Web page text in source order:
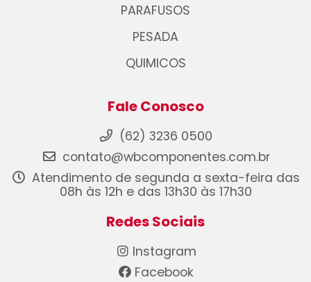
PARAFUSOS
PESADA
QUIMICOS
Fale Conosco
(62) 3236 0500
contato@wbcomponentes.com.br
Atendimento de segunda a sexta-feira das
08h às 12h e das 13h30 às 17h30
Redes Sociais
Instagram
Facebook